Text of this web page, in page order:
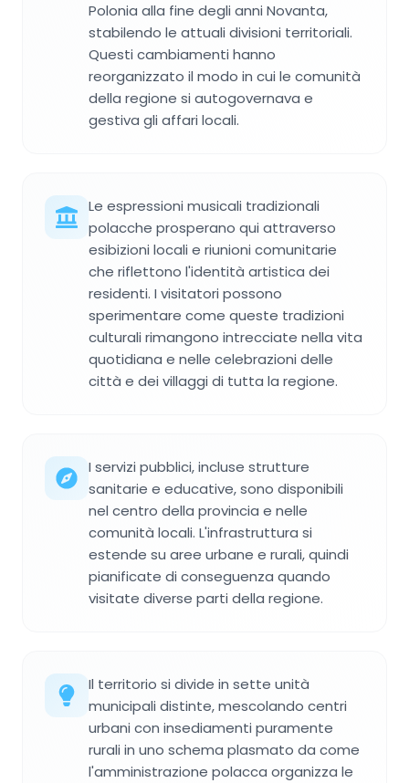
Polonia alla fine degli anni Novanta,
stabilendo le attuali divisioni territoriali.
Questi cambiamenti hanno
reorganizzato il modo in cui le comunità
della regione si autogovernava e
gestiva gli affari locali.
Le espressioni musicali tradizionali
polacche prosperano qui attraverso
esibizioni locali e riunioni comunitarie
che riflettono l'identità artistica dei
residenti. I visitatori possono
sperimentare come queste tradizioni
culturali rimangono intrecciate nella vita
quotidiana e nelle celebrazioni delle
città e dei villaggi di tutta la regione.
I servizi pubblici, incluse strutture
sanitarie e educative, sono disponibili
nel centro della provincia e nelle
comunità locali. L'infrastruttura si
estende su aree urbane e rurali, quindi
pianificate di conseguenza quando
visitate diverse parti della regione.
Il territorio si divide in sette unità
municipali distinte, mescolando centri
urbani con insediamenti puramente
rurali in uno schema plasmato da come
l'amministrazione polacca organizza le